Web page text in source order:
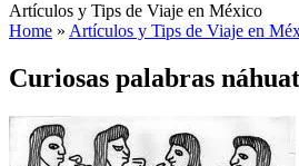
Artículos y Tips de Viaje en México
Home » Artículos y Tips de Viaje en
Curiosas palabras